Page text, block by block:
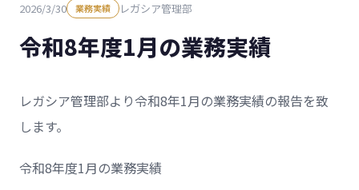
2026/3/30 業務実績 レガシア管理部
令和8年度1月の業務実績
レガシア管理部より令和8年1月の業務実績の報告を致
します。
令和8年度1月の業務実績